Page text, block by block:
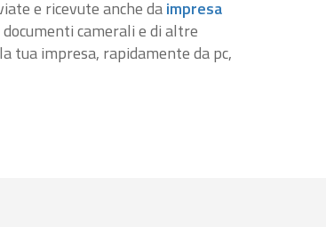
e ricevute anche daimpresa
camerali e di altre
tua impresa, rapidamente da pc,